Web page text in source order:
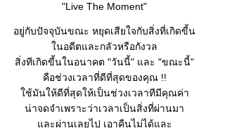
"Live The Moment"
อยู่กับปัจจุบันขณะ หยุดเสียใจกับสิ่งที่เกิดขี้น
นอดีตและกลัวหรือกังวล
สิ่งทีเกิดขี้นในอนาคต "วันนี้" และ "ขณะนี้"
คือช่วงเวลาที่ดีที่สุดของคุณ !!
ช้มันให้ดีที่สุดให้เป็นช่วงเวลาทีมีคุณค่า
น่าจดจำเพราะว่าเวลาเป็นสิ่งที่ผ่านมา
ละผ่านเลยไป เอาคืนไม่ได้และ